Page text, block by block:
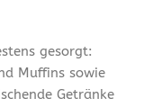
gesorgt:
Muffins sowie
Getränke